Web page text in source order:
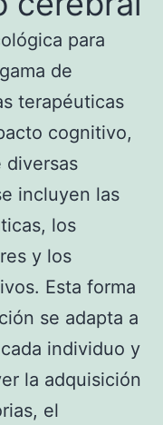
para
de
terapéuticas
cognitivo,
diversas
incluyen las
los
y los
Esta forma
se adapta a
individuo y
la adquisición
el